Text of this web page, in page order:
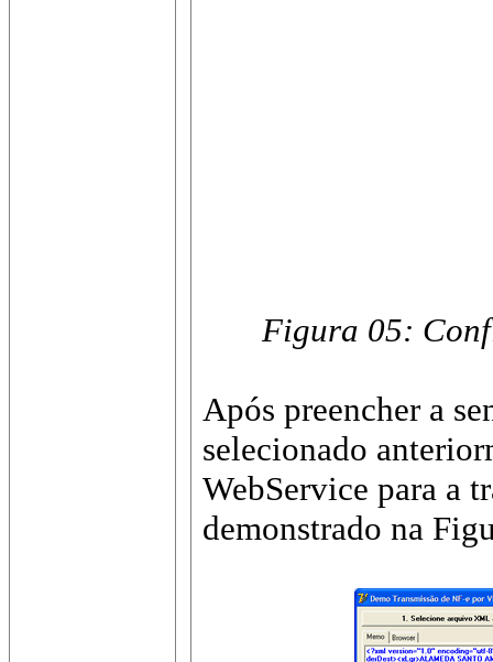
Figura 05:
Após preencher a
selecionado
WebService para a
demonstrado na